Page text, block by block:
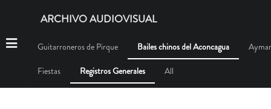
ARCHIVO AUDIOVISUAL
Guitarroneros de Pirque Bailes chinos del Aconcagua
Fiestas
Registros Generales All